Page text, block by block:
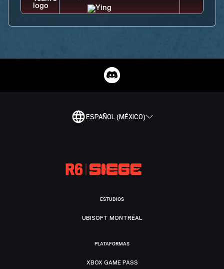
ESPAÑOL (MÉXICO)
ESTUDIOS
UBISOFT MONTRÉAL
PLATAFORMAS
XBOX GAME PASS